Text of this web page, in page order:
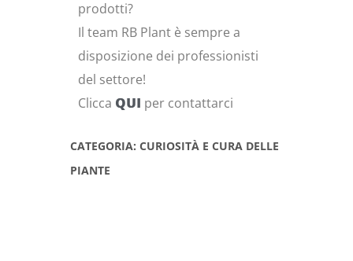
prodotti?
Il team RB Plant è sempre a
disposizione dei professionisti
del settore!
Clicca QUI per contattarci
CATEGORIA: CURIOSITÀ E CURA DELLE
PIANTE